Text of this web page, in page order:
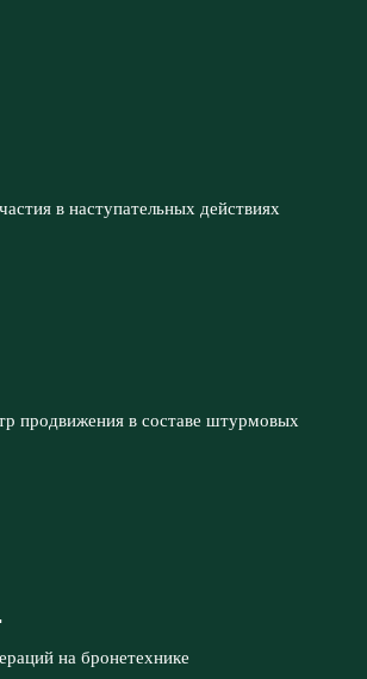
в наступательных действиях
продвижения в составе штурмовых
на бронетехнике